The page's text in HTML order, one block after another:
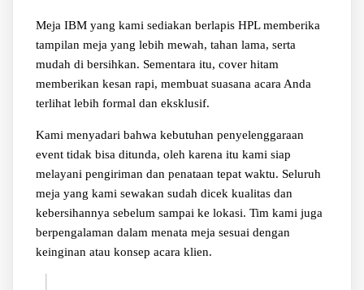
Meja IBM yang kami sediakan berlapis HPL memberika
tampilan meja yang lebih mewah, tahan lama, serta
mudah di bersihkan. Sementara itu, cover hitam
memberikan kesan rapi, membuat suasana acara Anda
terlihat lebih formal dan eksklusif.
Kami menyadari bahwa kebutuhan penyelenggaraan
event tidak bisa ditunda, oleh karena itu kami siap
melayani pengiriman dan penataan tepat waktu. Seluruh
meja yang kami sewakan sudah dicek kualitas dan
kebersihannya sebelum sampai ke lokasi. Tim kami juga
berpengalaman dalam menata meja sesuai dengan
keinginan atau konsep acara klien.